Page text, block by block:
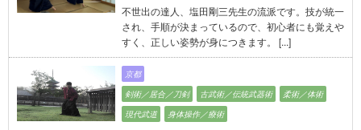
不世出の達人、塩田剛三先生の流派です。技が統一
され、手順が決まっているので、初心者にも覚えや
すく、正しい姿勢が身につきます。 [...]
京都
剣術／居合／刀剣
古武術／伝統武器術
柔術／体術
現代武道
身体操作／療術